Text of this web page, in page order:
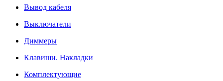
Вывод кабеля
Выключатели
Диммеры
Клавиши. Накладки
Комплектующие